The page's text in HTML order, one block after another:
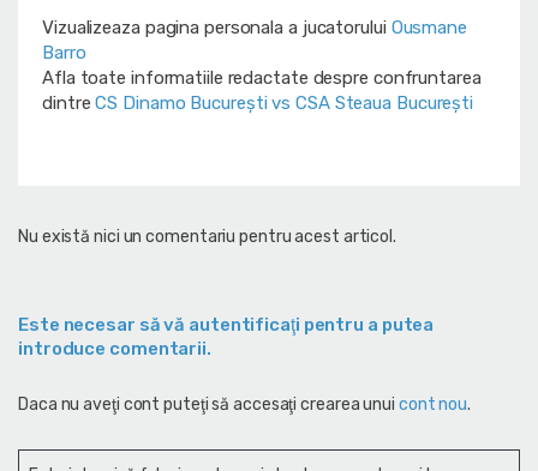
Vizualizeaza pagina personala a jucatorului Ousmane
Barro
Afla toate informatiile redactate despre confruntarea
dintreCS Dinamo Bucureşti vs CSA Steaua București
Nu există nici un comentariu pentru acest articol.
Este necesar să vă autentificaţi pentru a putea
introduce comentarii.
Daca nu aveţi cont puteţi să accesaţi crearea unui cont nou.